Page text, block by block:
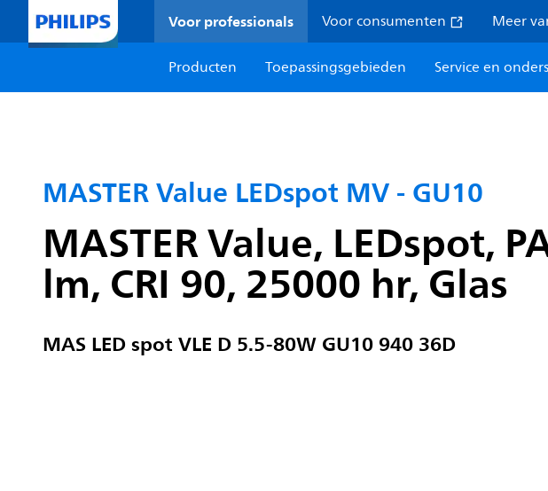
Voor professionals Voor consumenten Meer
Producten
Toepassingsgebieden Service en
MASTER Value LEDspot MV - GU10
MASTER Value, LEDspot,
lm, CRI 90, 25000 hr, Glas
MAS LED spot VLE D 5.5-80W GU10 940 36D